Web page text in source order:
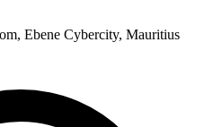
Ebene Cybercity, Mauritius